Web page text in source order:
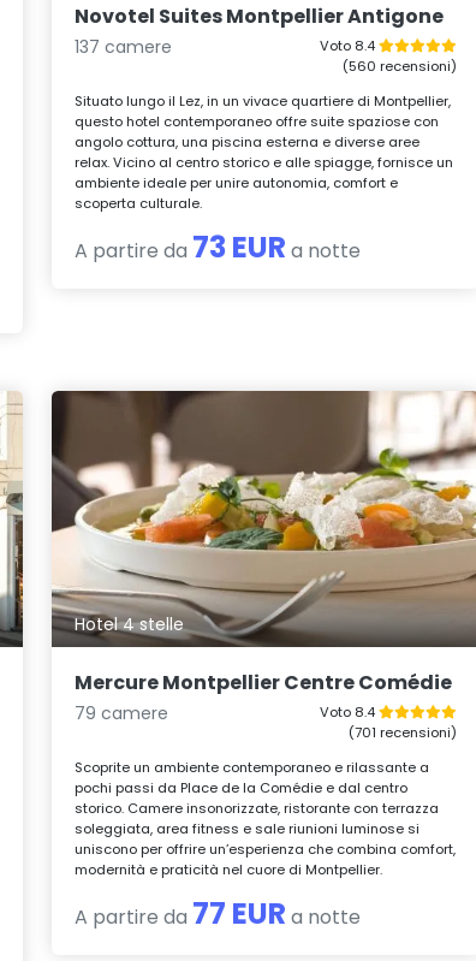
Novotel Suites Montpellier Antigone
137 camere
Voto 8.4
(560 recensioni)
Situato lungo il Lez, in un vivace quartiere di Montpellier,
questo hotel contemporaneo offre suite spaziose con
angolo cottura, una piscina esterna e diverse aree
relax. Vicino al centro storico e alle spiagge, fornisce un
ambiente ideale per unire autonomia, comfort e
scoperta culturale.
A partire da 73 EUR a notte
Hotel 4 stelle
Mercure Montpellier Centre Comédie
79 camere
Voto 8.4
(701 recensioni)
Scoprite un ambiente contemporaneo e rilassante a
pochi passi da Place de la Comédie e dal centro
storico. Camere insonorizzate, ristorante con terrazza
soleggiata, area fitness e sale riunioni luminose si
uniscono per offrire un’esperienza che combina comfort,
modernità e praticità nel cuore di Montpellier.
A partire da 77 EUR a notte